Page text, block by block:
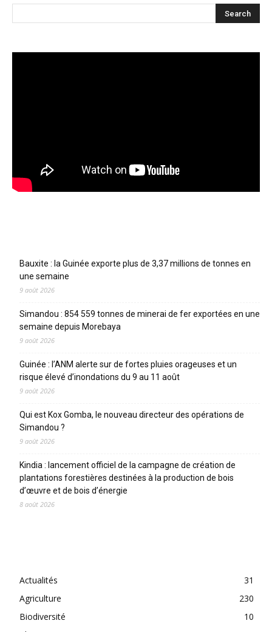
Bauxite : la Guinée exporte plus de 3,37 millions de tonnes en
une semaine
9 août 2026
Simandou : 854 559 tonnes de minerai de fer exportées en une
semaine depuis Morebaya
9 août 2026
Guinée : l’ANM alerte sur de fortes pluies orageuses et un
risque élevé d’inondations du 9 au 11 août
9 août 2026
Qui est Kox Gomba, le nouveau directeur des opérations de
Simandou ?
9 août 2026
Kindia : lancement officiel de la campagne de création de
plantations forestières destinées à la production de bois
d’œuvre et de bois d’énergie
8 août 2026
Actualités
31
Agriculture
230
Biodiversité
10